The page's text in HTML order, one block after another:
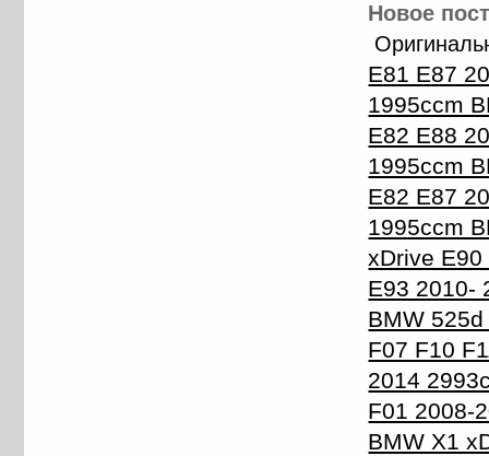
Новое
E81 E87
1995ccm
E82 E88
1995ccm
E82 E87
1995ccm
xDrive
E93 2010-
BMW
F07 F10
2014
F01 2008-
BMW X1